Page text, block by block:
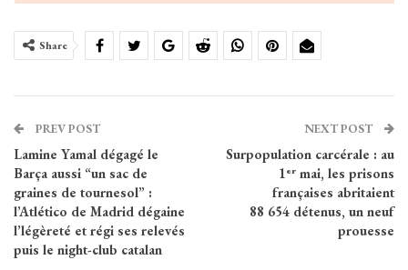
Share
PREV POST
Lamine Yamal dégagé le
Barça aussi “un sac de
graines de tournesol” :
l’Atlético de Madrid dégaine
l’légèreté et régi ses relevés
puis le night-club catalan
NEXT POST
Surpopulation carcérale : au
1ᵉʳ mai, les prisons
françaises abritaient
88 654 détenus, un neuf
prouesse